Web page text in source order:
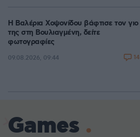
Η Βαλέρια Χοψονίδου βάφτισε τον γιο
της στη Βουλιαγμένη, δείτε
φωτογραφίες
09.08.2026, 09:44 14
Games